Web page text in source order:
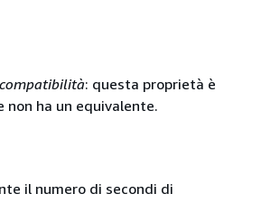
: questa proprietà è
non ha un equivalente.
il numero di secondi di